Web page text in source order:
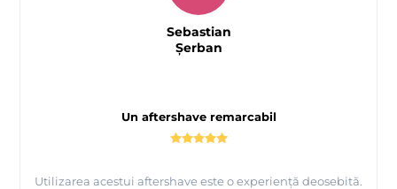
Un aftershave remarcabil
Utilizarea acestui aftershave este o experiență deosebită.
Sebastian
Şerban